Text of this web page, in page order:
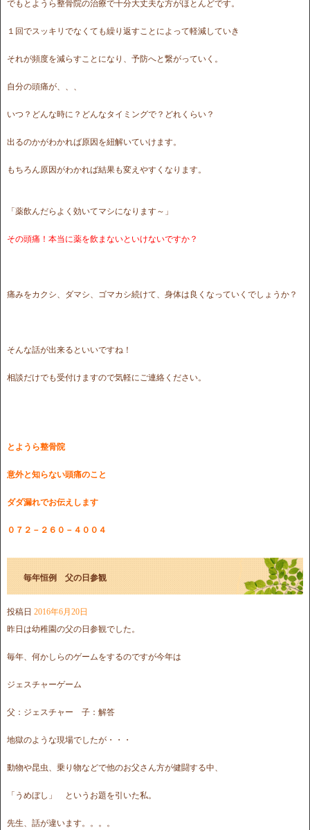
でもとようら整骨院の治療で十分大丈夫な方がほとんどです。
１回でスッキリでなくても繰り返すことによって軽減していき
それが頻度を減らすことになり、予防へと繋がっていく。
自分の頭痛が、、、
いつ？どんな時に？どんなタイミングで？どれくらい？
出るのかがわかれば原因を紐解いていけます。
もちろん原因がわかれば結果も変えやすくなります。
「薬飲んだらよく効いてマシになります～」
その頭痛！本当に薬を飲まないといけないですか？
痛みをカクシ、ダマシ、ゴマカシ続けて、身体は良くなっていくでしょうか？
そんな話が出来るといいですね！
相談だけでも受付けますので気軽にご連絡ください。
とようら整骨院
意外と知らない頭痛のこと
ダダ漏れでお伝えします
０７２－２６０－４００４
毎年恒例 父の日参観
投稿日 2016年6月20日
昨日は幼稚園の父の日参観でした。
毎年、何かしらのゲームをするのですが今年は
ジェスチャーゲーム
父：ジェスチャー 子：解答
地獄のような現場でしたが・・・
動物や昆虫、乗り物などで他のお父さん方が健闘する中、
「うめぼし」 というお題を引いた私。
先生、話が違います。。。。